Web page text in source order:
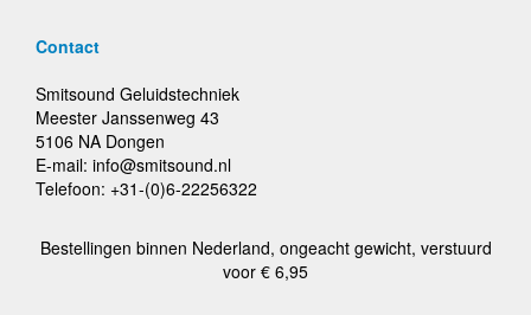
Contact
Smitsound Geluidstechniek
Meester Janssenweg 43
5106 NA Dongen
E-mail: info@smitsound.nl
Telefoon: +31-(0)6-22256322
Bestellingen binnen Nederland, ongeacht gewicht, verstuurd
voor € 6,95